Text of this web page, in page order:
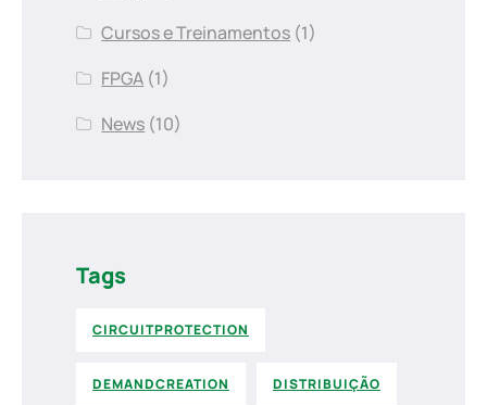
Cursos e Treinamentos (1)
FPGA (1)
News (10)
Tags
CIRCUITPROTECTION
DEMANDCREATION DISTRIBUIÇÃO